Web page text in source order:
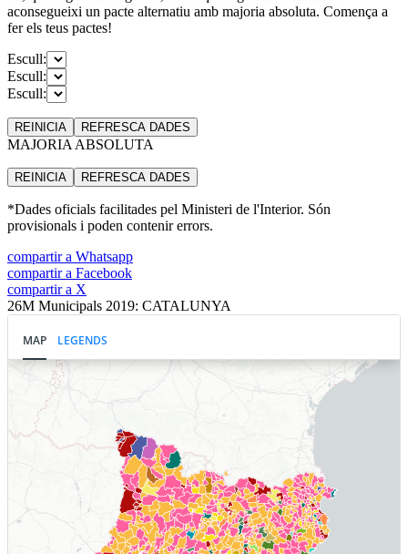
aconsegueixi un pacte alternatiu amb majoria absoluta. Comença a
fer els teus pactes!
Escull:
Escull:
Escull:
REINICIA REFRESCA DADES
MAJORIA ABSOLUTA
REINICIA REFRESCA DADES
*Dades oficials facilitades pel Ministeri de l'Interior. Són
provisionals i poden contenir errors.
compartir a Whatsapp
compartir a Facebook
compartir a X
26M Municipals 2019: CATALUNYA